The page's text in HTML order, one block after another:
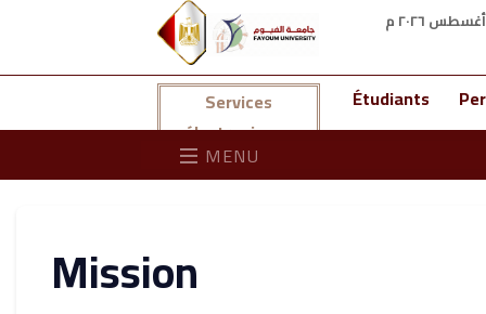
Services
électroniques
Étudiants
MENU
Mission